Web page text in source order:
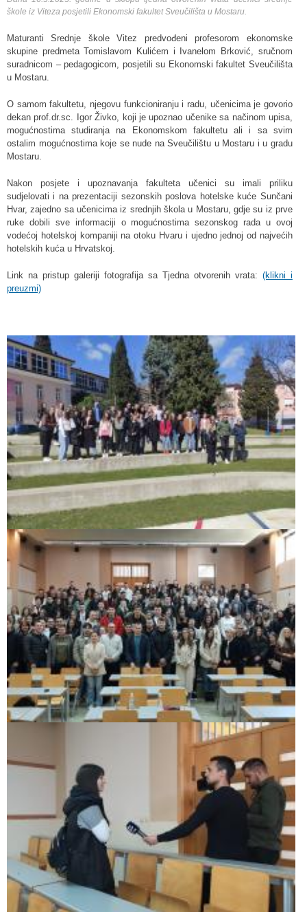
škole iz Viteza posjetili Ekonomski fakultet Sveučilišta u Mostaru.
Maturanti Srednje škole Vitez predvođeni profesorom ekonomske
skupine predmeta Tomislavom Kulićem i Ivanelom Brković, sručnom
suradnicom – pedagogicom, posjetili su Ekonomski fakultet Sveučilišta
u Mostaru.
O samom fakultetu, njegovu funkcioniranju i radu, učenicima je govorio
dekan prof.dr.sc. Igor Živko, koji je upoznao učenike sa načinom upisa,
mogućnostima studiranja na Ekonomskom fakultetu ali i sa svim
ostalim mogućnostima koje se nude na Sveučilištu u Mostaru i u gradu
Mostaru.
Nakon posjete i upoznavanja fakulteta učenici su imali priliku
sudjelovati i na prezentaciji sezonskih poslova hotelske kuće Sunčani
Hvar, zajedno sa učenicima iz srednjih škola u Mostaru, gdje su iz prve
ruke dobili sve informaciji o mogućnostima sezonskog rada u ovoj
vodećoj hotelskoj kompaniji na otoku Hvaru i ujedno jednoj od najvećih
hotelskih kuća u Hrvatskoj.
Link na pristup galeriji fotografija sa Tjedna otvorenih vrata: (klikni i
preuzmi)